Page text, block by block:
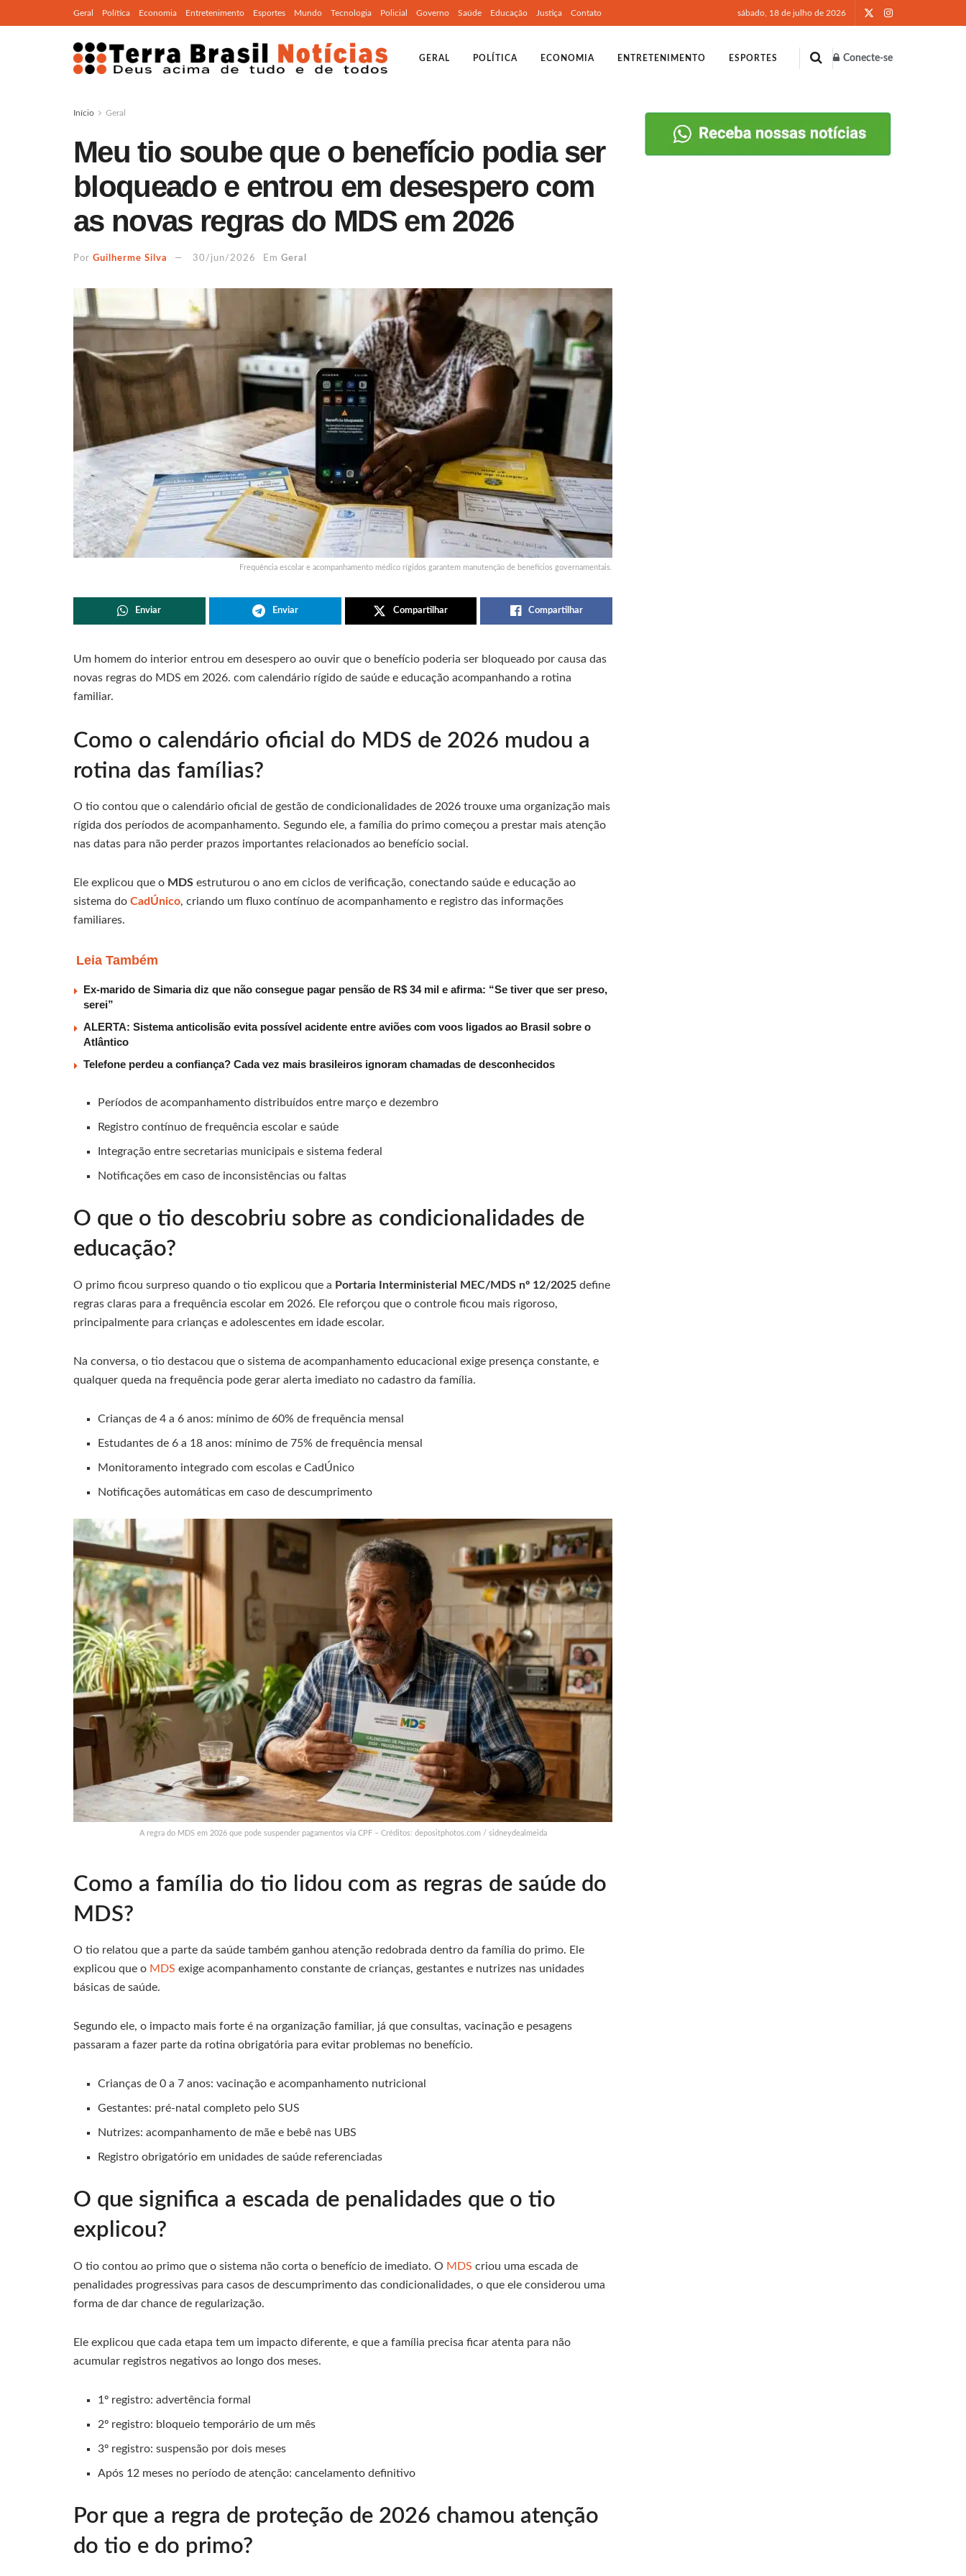
Geral Política Economia Entretenimento Esportes Mundo Tecnologia Policial Governo Saúde Educação Justiça Contato sábado, 18 de julho de 2026
GERAL POLÍTICA ECONOMIA ENTRETENIMENTO ESPORTES Conecte-se
Início Geral
Meu tio soube que o benefício podia ser
bloqueado e entrou em desespero com
as novas regras do MDS em 2026
Por Guilherme Silva 30/jun/2026 Em Geral
Frequência escolar e acompanhamento médico rígidos garantem manutenção de benefícios governamentais.
Enviar Enviar Compartilhar Compartilhar
Um homem do interior entrou em desespero ao ouvir que o benefício poderia ser bloqueado por causa das
novas regras do MDS em 2026. com calendário rígido de saúde e educação acompanhando a rotina
familiar.
Como o calendário oficial do MDS de 2026 mudou a
rotina das famílias?
O tio contou que o calendário oficial de gestão de condicionalidades de 2026 trouxe uma organização mais
rígida dos períodos de acompanhamento. Segundo ele, a família do primo começou a prestar mais atenção
nas datas para não perder prazos importantes relacionados ao benefício social.
Ele explicou que o MDS estruturou o ano em ciclos de verificação, conectando saúde e educação ao
sistema do CadÚnico, criando um fluxo contínuo de acompanhamento e registro das informações
familiares.
Leia Também
Ex-marido de Simaria diz que não consegue pagar pensão de R$ 34 mil e afirma: “Se tiver que ser preso,
serei”
ALERTA: Sistema anticolisão evita possível acidente entre aviões com voos ligados ao Brasil sobre o
Atlântico
Telefone perdeu a confiança? Cada vez mais brasileiros ignoram chamadas de desconhecidos
Períodos de acompanhamento distribuídos entre março e dezembro
Registro contínuo de frequência escolar e saúde
Integração entre secretarias municipais e sistema federal
Notificações em caso de inconsistências ou faltas
O que o tio descobriu sobre as condicionalidades de
educação?
O primo ficou surpreso quando o tio explicou que a Portaria Interministerial MEC/MDS nº 12/2025 define
regras claras para a frequência escolar em 2026. Ele reforçou que o controle ficou mais rigoroso,
principalmente para crianças e adolescentes em idade escolar.
Na conversa, o tio destacou que o sistema de acompanhamento educacional exige presença constante, e
qualquer queda na frequência pode gerar alerta imediato no cadastro da família.
Crianças de 4 a 6 anos: mínimo de 60% de frequência mensal
Estudantes de 6 a 18 anos: mínimo de 75% de frequência mensal
Monitoramento integrado com escolas e CadÚnico
Notificações automáticas em caso de descumprimento
A regra do MDS em 2026 que pode suspender pagamentos via CPF – Créditos: depositphotos.com / sidneydealmeida
Como a família do tio lidou com as regras de saúde do
MDS?
O tio relatou que a parte da saúde também ganhou atenção redobrada dentro da família do primo. Ele
explicou que o MDS exige acompanhamento constante de crianças, gestantes e nutrizes nas unidades
básicas de saúde.
Segundo ele, o impacto mais forte é na organização familiar, já que consultas, vacinação e pesagens
passaram a fazer parte da rotina obrigatória para evitar problemas no benefício.
Crianças de 0 a 7 anos: vacinação e acompanhamento nutricional
Gestantes: pré-natal completo pelo SUS
Nutrizes: acompanhamento de mãe e bebê nas UBS
Registro obrigatório em unidades de saúde referenciadas
O que significa a escada de penalidades que o tio
explicou?
O tio contou ao primo que o sistema não corta o benefício de imediato. O MDS criou uma escada de
penalidades progressivas para casos de descumprimento das condicionalidades, o que ele considerou uma
forma de dar chance de regularização.
Ele explicou que cada etapa tem um impacto diferente, e que a família precisa ficar atenta para não
acumular registros negativos ao longo dos meses.
1º registro: advertência formal
2º registro: bloqueio temporário de um mês
3º registro: suspensão por dois meses
Após 12 meses no período de atenção: cancelamento definitivo
Por que a regra de proteção de 2026 chamou atenção
do tio e do primo?